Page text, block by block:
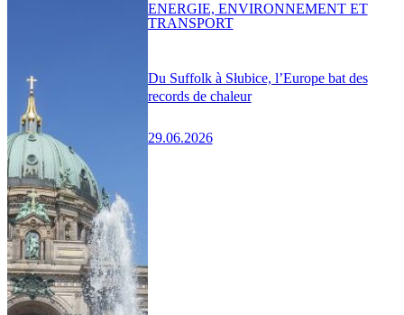
Du Suffolk à Słubice, l’Europe bat des
records de chaleur
29.06.2026
ENERGIE, ENVIRONNEMENT ET
TRANSPORT